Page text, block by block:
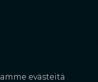
evästeitä